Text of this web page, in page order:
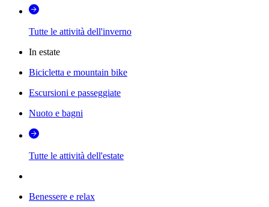
Tutte le attività dell'inverno
In estate
Bicicletta e mountain bike
Escursioni e passeggiate
Nuoto e bagni
Tutte le attività dell'estate
Benessere e relax